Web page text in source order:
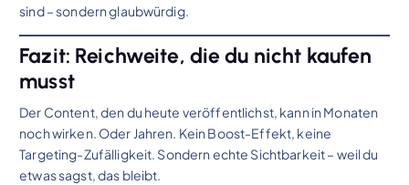
sind – sondern glaubwürdig.
Fazit: Reichweite, die du nicht kaufen
musst
Der Content, den du heute veröffentlichst, kann in Monaten
noch wirken. Oder Jahren. Kein Boost-Effekt, keine
Targeting-Zufälligkeit. Sondern echte Sichtbarkeit – weil du
etwas sagst, das bleibt.